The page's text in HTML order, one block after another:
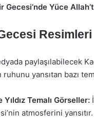
Gecesi’nde Yüce
Resimleri
paylaşılabilecek
ruhunu yansıtan bazı
Yıldız Temalı Görseller:
atmosferini yansıtır.